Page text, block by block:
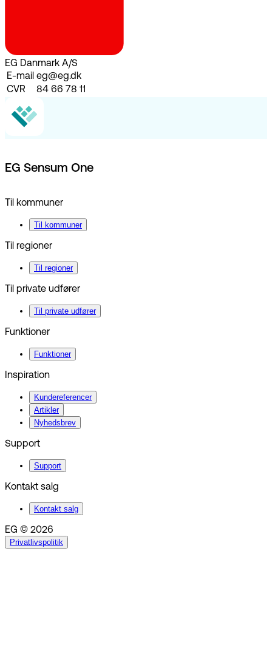
EG Danmark A/S
E-mail eg@eg.dk
CVR
84 66 78 11
EG Sensum One
Til kommuner
Til kommuner
Til regioner
Til regioner
Til private udfører
Til private udfører
Funktioner
Funktioner
Inspiration
Kundereferencer
Artikler
Nyhedsbrev
Support
Support
Kontakt salg
Kontakt salg
EG © 2026
Privatlivspolitik